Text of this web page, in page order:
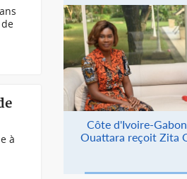
à
Côte d'Ivoire-
Ouattara reçoit Zita